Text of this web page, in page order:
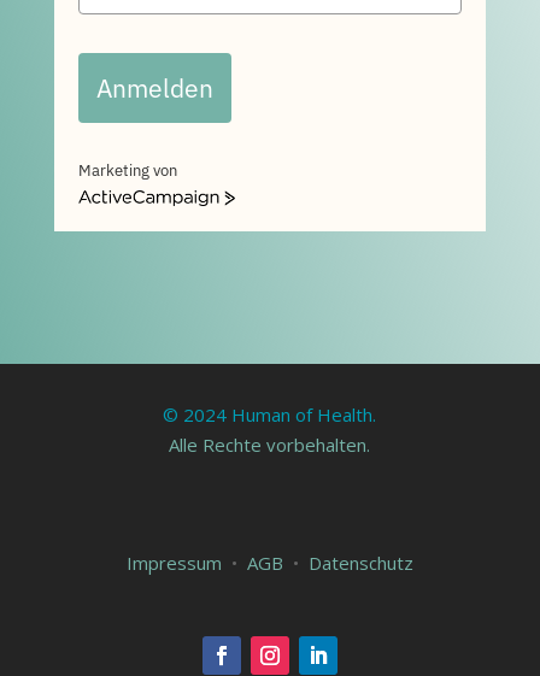
Anmelden
Marketing von
ActiveCampaign
© 2024 Human of Health.
Alle Rechte vorbehalten.
Impressum • AGB • Datenschutz